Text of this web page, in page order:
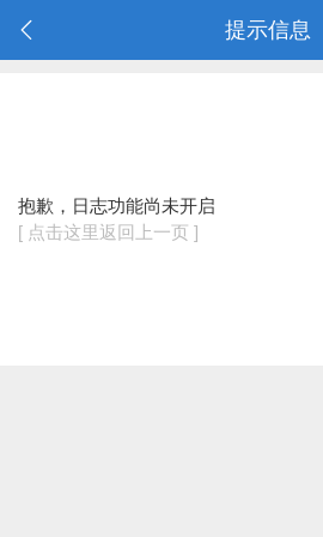
提示信息
抱歉，日志功能尚未开启
[ 点击这里返回上一页 ]